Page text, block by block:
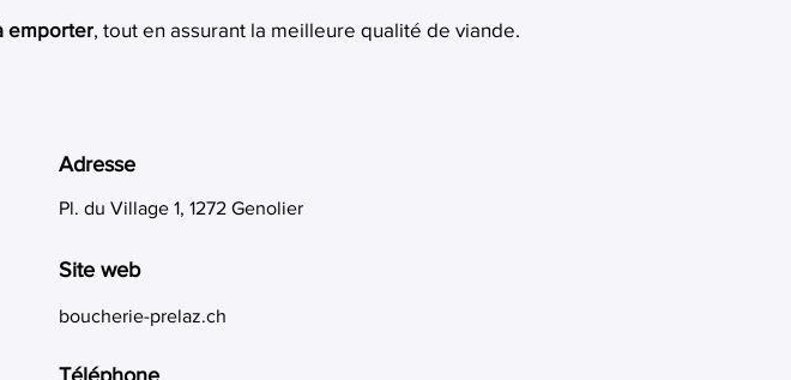
emporter, tout en assurant la meilleure qualité de viande.
Adresse
Pl. du Village 1, 1272 Genolier
Site web
boucherie-prelaz.ch
Téléphone